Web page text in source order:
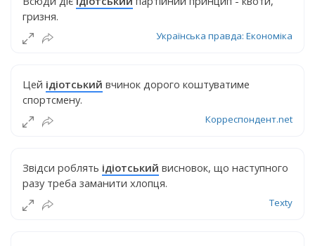
гризня.
Українська правда: Економіка
Цей ідіотський вчинок дорого коштуватиме
спортсмену.
Корреспондент.net
Звідси роблять ідіотський висновок, що наступного
разу треба заманити хлопця.
Texty